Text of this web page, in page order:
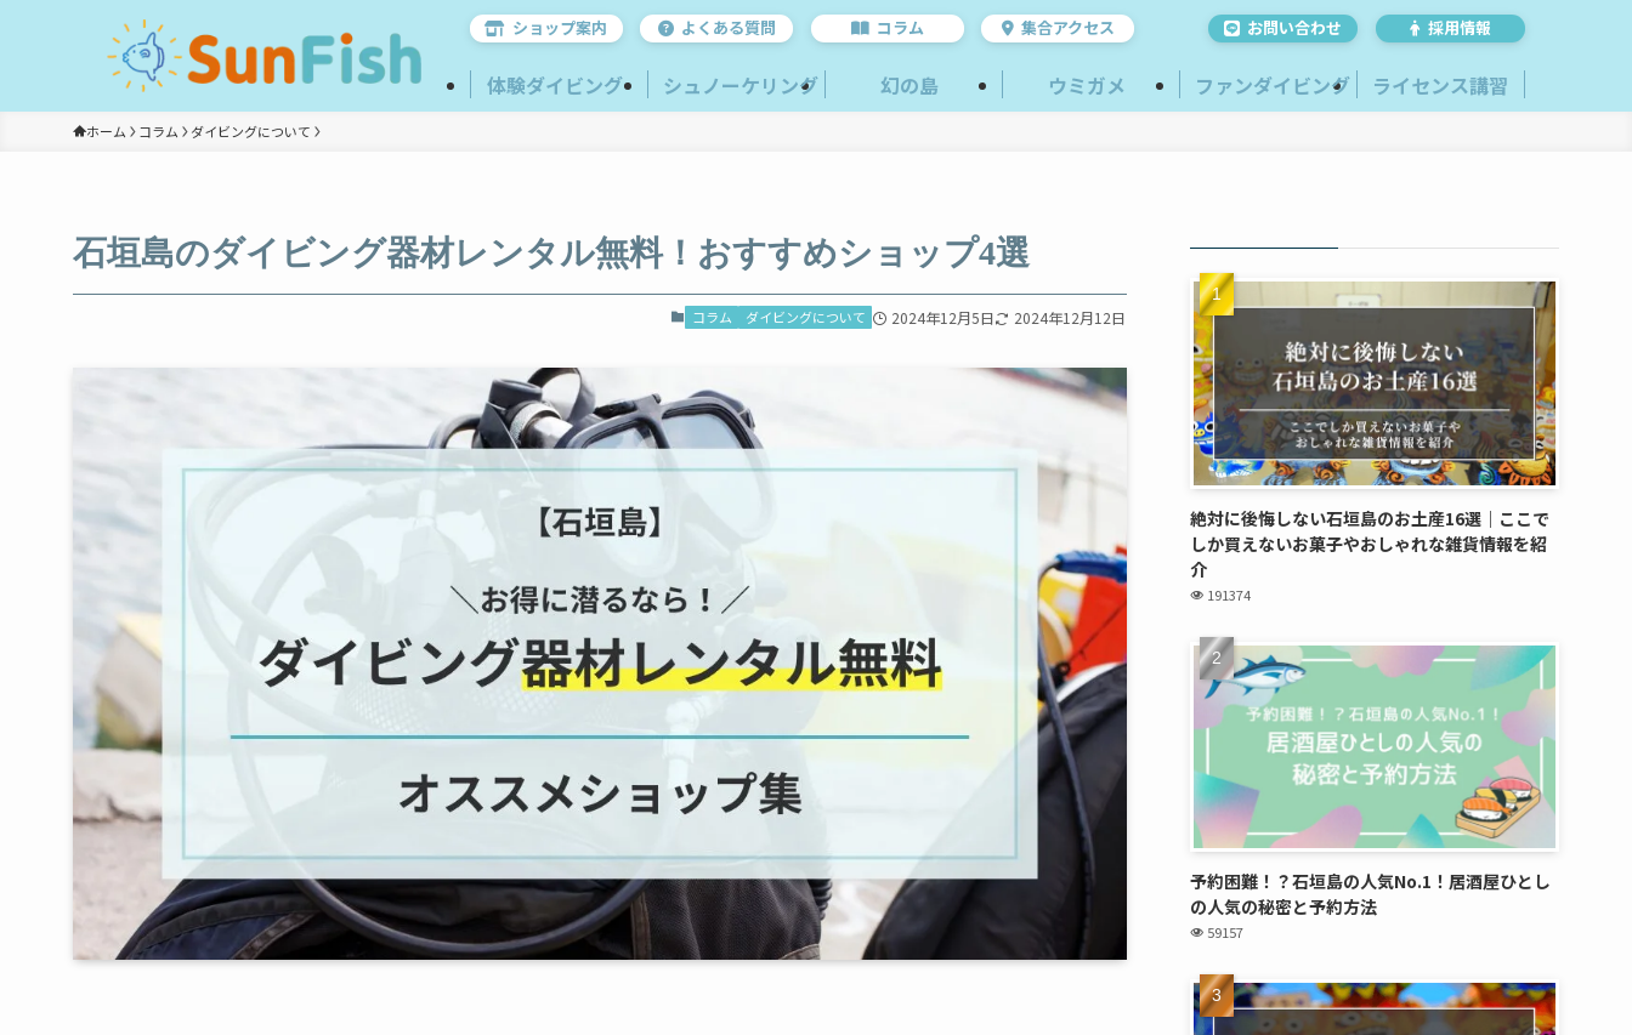
ショップ案内 よくある質問 コラム 集合アクセス お問い合わせ 採用情報
体験ダイビング シュノーケリング 幻の島 ウミガメ ファンダイビング ライセンス講習
ホーム コラム ダイビングについて
石垣島のダイビング器材レンタル無料！おすすめショップ4選
コラム ダイビングについて 2024年12月5日 2024年12月12日
絶対に後悔しない石垣島のお土産16選｜ここで
しか買えないお菓子やおしゃれな雑貨情報を紹
介
191374
予約困難！？石垣島の人気No.1！居酒屋ひとし
の人気の秘密と予約方法
59157